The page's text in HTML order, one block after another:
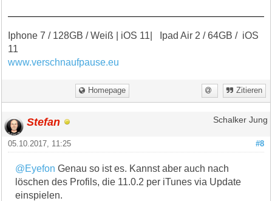
Iphone 7 / 128GB / Weiß | iOS 11| Ipad Air 2 / 64GB / iOS
11
www.verschnaufpause.eu
Homepage Zitieren
Stefan Schalker Jung
#8
05.10.2017, 11:25
@Eyefon Genau so ist es. Kannst aber auch nach
löschen des Profils, die 11.0.2 per iTunes via Update
einspielen.